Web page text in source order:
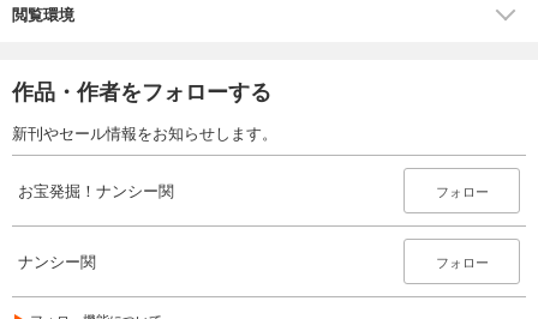
閲覧環境
作品・作者をフォローする
新刊やセール情報をお知らせします。
お宝発掘！ナンシー関 フォロー
ナンシー関 フォロー